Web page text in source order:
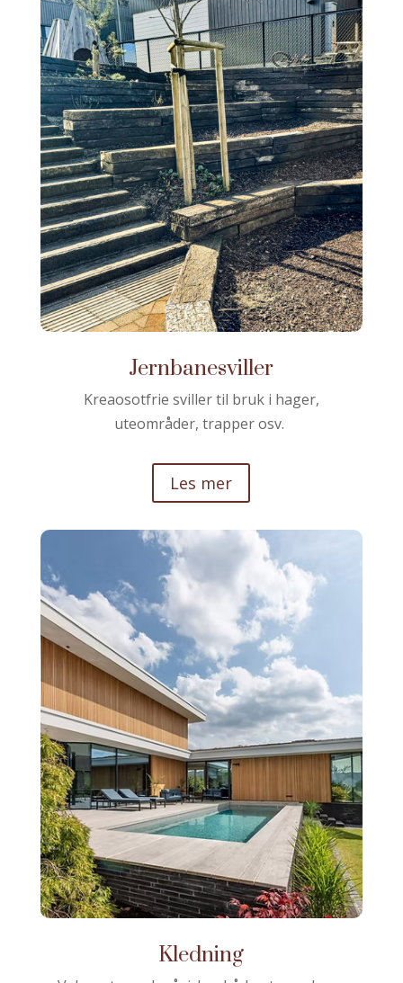
Jernbanesviller
Kreaosotfrie sviller til bruk i hager,
uteområder, trapper osv.
Les mer
Kledning